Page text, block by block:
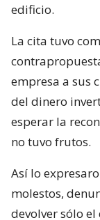
edificio.
La cita tuvo
empresa a sus
del dinero
esperar la
no tuvo frutos.
Así lo
molestos,
devolver sólo